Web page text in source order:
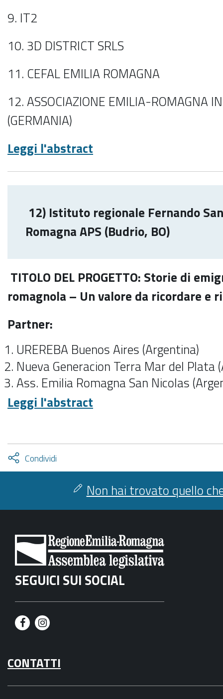
9. IT2
10. 3D DISTRICT SRLS
11. CEFAL EMILIA ROMAGNA
12. ASSOCIAZIONE EMILIA-ROMAGNA
(GERMANIA)
Leggi l'abstract
12) Istituto regionale Fernando
Romagna APS (Budrio, BO)
TITOLO DEL PROGETTO: Storie di
romagnola – Un valore da ricordare e
Partner:
UREREBA Buenos Aires (Argentina)
Nueva Generacion Terra Mar del Plata
Ass. Emilia Romagna San Nicolas
Leggi l'abstract
Condividi
facebook
twitter
Attiva
condividi
Non hai trovato quello
SEGUICI SUI SOCIAL
F
c
e
I
s
t
CONTATTI